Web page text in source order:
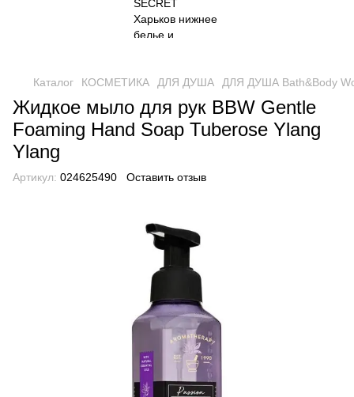
Каталог КОСМЕТИКА ДЛЯ ДУША ДЛЯ ДУША Bath&Body
Жидкое мыло для рук BBW Gentle
Foaming Hand Soap Tuberose Ylang
Ylang
Артикул: 024625490 Оставить отзыв